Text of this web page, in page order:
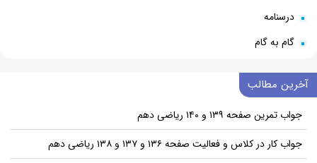
درسنامه
گام به گام
آخرین مطالب
جواب تمرین صفحه ۱۳۹ و ۱۴۰ ریاضی دهم
جواب کار در کلاس و فعالیت صفحه ۱۳۶ و ۱۳۷ و ۱۳۸ ریاضی دهم